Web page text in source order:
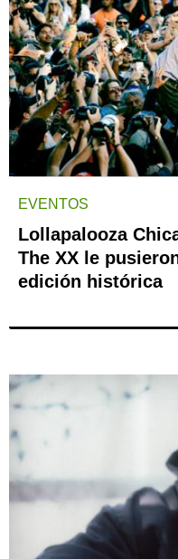
EVENTOS
Lollapalooza
The XX le
edición histórica